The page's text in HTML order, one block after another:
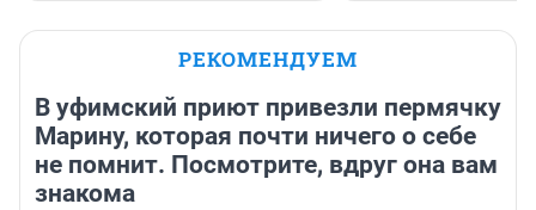
РЕКОМЕНДУЕМ
В уфимский приют привезли пермячку
Марину, которая почти ничего о себе
не помнит. Посмотрите, вдруг она вам
знакома